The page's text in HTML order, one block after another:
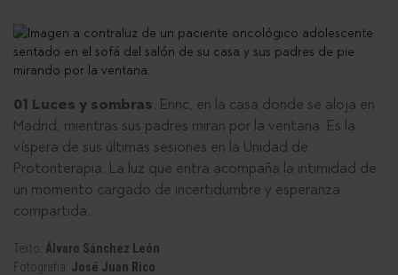
01 Luces y sombras. Enric, en la casa donde se aloja en
Madrid, mientras sus padres miran por la ventana. Es la
víspera de sus últimas sesiones en la Unidad de
Protonterapia. La luz que entra acompaña la intimidad de
un momento cargado de incertidumbre y esperanza
compartida.
Texto: Álvaro Sánchez León
Fotografía: José Juan Rico